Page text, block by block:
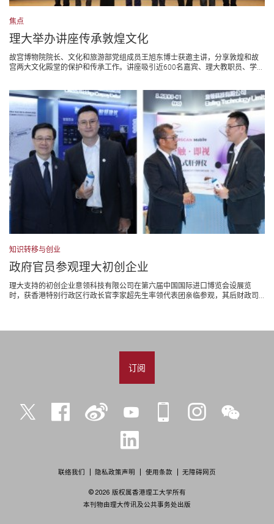
焦点
理大举办讲座传承敦煌文化
故宫博物院院长、文化和旅游部党组成员王旭东博士获邀主讲，分享敦煌和故
宫两大文化殿堂的保护和传承工作。讲座吸引近600名嘉宾、理大教职员、学...
知识转移与创业
政府官员参观理大初创企业
理大支持的初创企业意领科技有限公司在第六届中国国际进口博览会设展览
时，获香港特别行政区行政长官李家超先生率领代表团亲临参观，其后财政司...
联络我们 隐私政策声明 使用条款 无障碍网页
© 2026 版权属香港理工大学所有
本刊物由理大传讯及公共事务处出版
订阅
Twitter Facebook 微
YouTube iPolyU Instagram微
LinkedIn